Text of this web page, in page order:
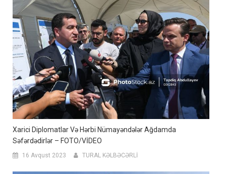
Xarici Diplomatlar Və Hərbi Nümayəndələr Ağdamda
Səfərdədirlər – FOTO/VİDEO
16 Avqust 2023 TURAL KƏLBƏCƏRLİ